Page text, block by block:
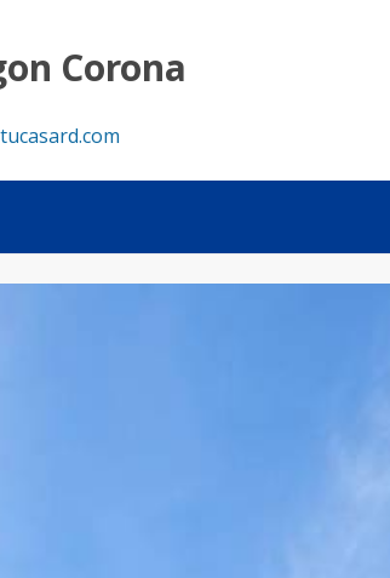
Corona
– Punta Cana - Tu Casa RD